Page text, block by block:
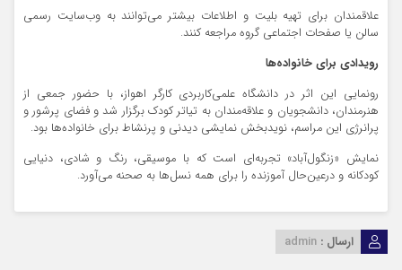
علاقمندان برای تهیه بلیت و اطلاعات بیشتر می‌توانند به وب‌سایت رسمی
سالن یا صفحات اجتماعی گروه مراجعه کنند.
رویدادی برای خانواده‌ها
رونمایی این اثر در دانشگاه علمی‌کاربردی کارگر اهواز، با حضور جمعی از
هنرمندان، دانشجویان و علاقه‌مندان به تیاتر کودک برگزار شد و فضای پرشور و
پرانرژی این مراسم، نویدبخش نمایشی دیدنی و پرنشاط برای خانواده‌ها بود.
نمایش «زنگول‌آباد» تجربه‌ای است که با موسیقی، رنگ و شادی، دنیایی
کودکانه و درعین‌حال آموزنده را برای همه نسل‌ها به صحنه می‌آورد.
ارسال : admin